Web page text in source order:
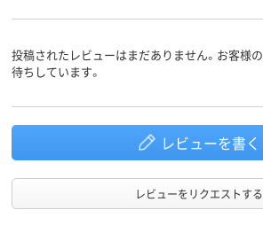
重量
む
投稿されたレビューはまだありません。お客様
待ちしています。
レビューを書く
レビューをリクエストする